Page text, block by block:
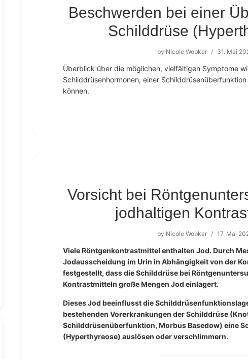
Beschwerden bei einer
Schilddrüse
by Nicole Wobker / 31. Mai
Überblick über die möglichen, vielfältigen Symptome
Schilddrüsenhormonen, einer
können.
Vorsicht bei
jodhaltigen
by Nicole Wobker / 17. Mai
Viele Röntgenkontrastmittel enthalten Jod. Durch
Jodausscheidung im Urin in Abhängigkeit von der
festgestellt, dass die Schilddrüse bei
Kontrastmitteln große Mengen Jod einlagert.
Dieses Jod beeinflusst die
bestehenden Vorerkrankungen der Schilddrüse
Schilddrüsenüberfunktion, Morbus Basedow) eine
(Hyperthyreose) auslösen oder verschlimmern.